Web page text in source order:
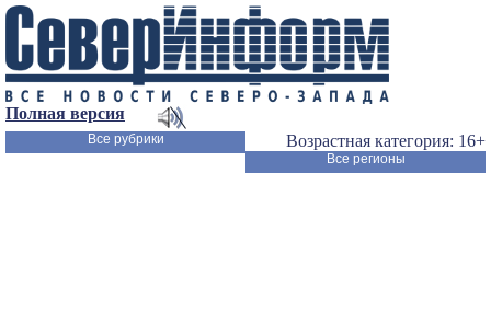
Полная версия
Возрастная категория: 16+
Все рубрики
Все регионы